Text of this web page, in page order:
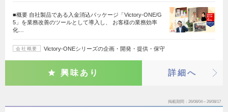
■概要 自社製品である入金消込パッケージ「Victory-ONE/G
5」を業務改善のツールとして導入し、 お客様の業務効率
化…
会社概要 Victory-ONEシリーズの企画・開発・提供・保守
興味あり 詳細へ
掲載期間 26/08/04～26/08/17